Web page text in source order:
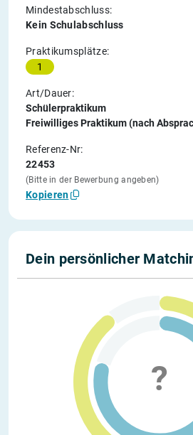
Mindestabschluss:
Kein Schulabschluss
Praktikumsplätze:
1
Art/Dauer:
Schülerpraktikum
Freiwilliges Praktikum (nach
Referenz-Nr:
22453
(Bitte in der Bewerbung angeben)
Kopieren
Dein persönlicher